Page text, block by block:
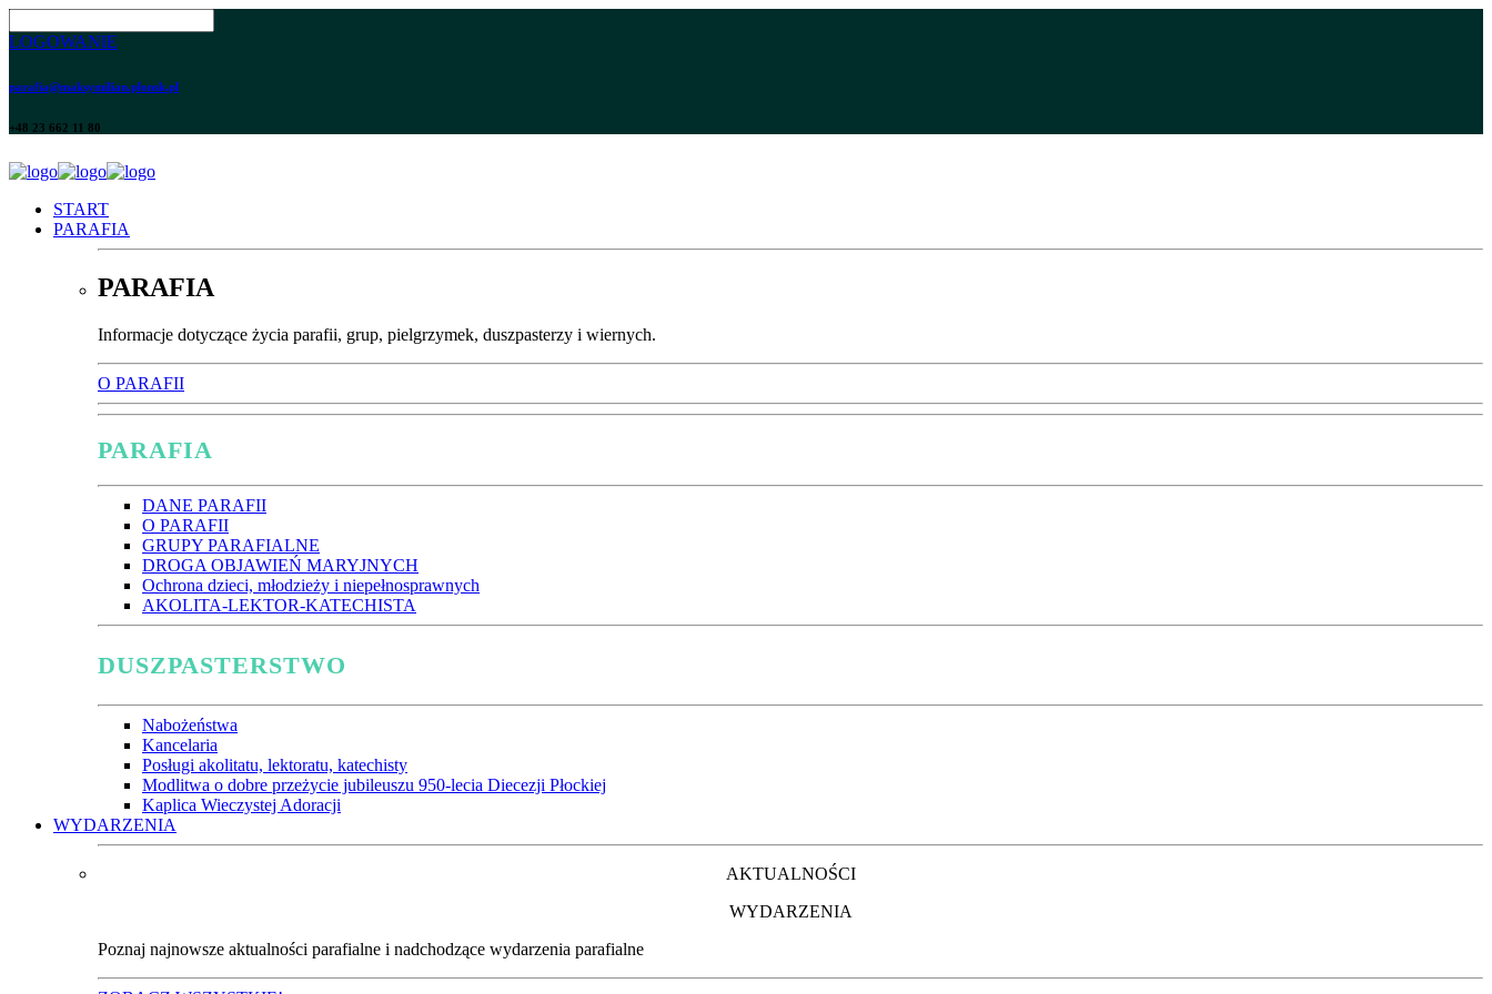
LOGOWANIE
parafia@maksymilian.plonsk.pl
+48 23 662 11 80
START
PARAFIA
PARAFIA
Informacje dotyczące życia parafii, grup, pielgrzymek, duszpasterzy i wiernych.
O PARAFII
PARAFIA
DANE PARAFII
O PARAFII
GRUPY PARAFIALNE
DROGA OBJAWIEŃ MARYJNYCH
Ochrona dzieci, młodzieży i niepełnosprawnych
AKOLITA-LEKTOR-KATECHISTA
DUSZPASTERSTWO
Nabożeństwa
Kancelaria
Posługi akolitatu, lektoratu, katechisty
Modlitwa o dobre przeżycie jubileuszu 950-lecia Diecezji Płockiej
Kaplica Wieczystej Adoracji
WYDARZENIA
AKTUALNOŚCI
WYDARZENIA
Poznaj najnowsze aktualności parafialne i nadchodzące wydarzenia parafialne